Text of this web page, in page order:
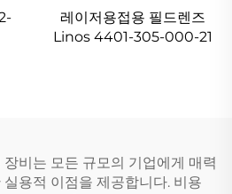
레이저용접용 필드렌즈
Linos 4401-305-000-21
비는 모든 규모의 기업에게 매력
용적 이점을 제공합니다. 비용